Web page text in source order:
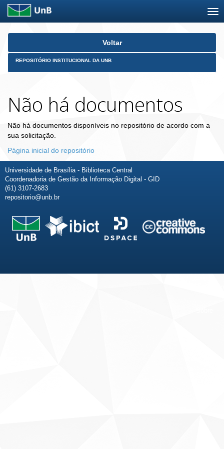
Skip
Voltar
REPOSITÓRIO INSTITUCIONAL DA UNB
Não há documentos
Não há documentos disponíveis no repositório de acordo com a
sua solicitação.
Página inicial do repositório
Universidade de Brasília - Biblioteca Central
Coordenadoria de Gestão da Informação Digital - GID
(61) 3107-2683
repositorio@unb.br